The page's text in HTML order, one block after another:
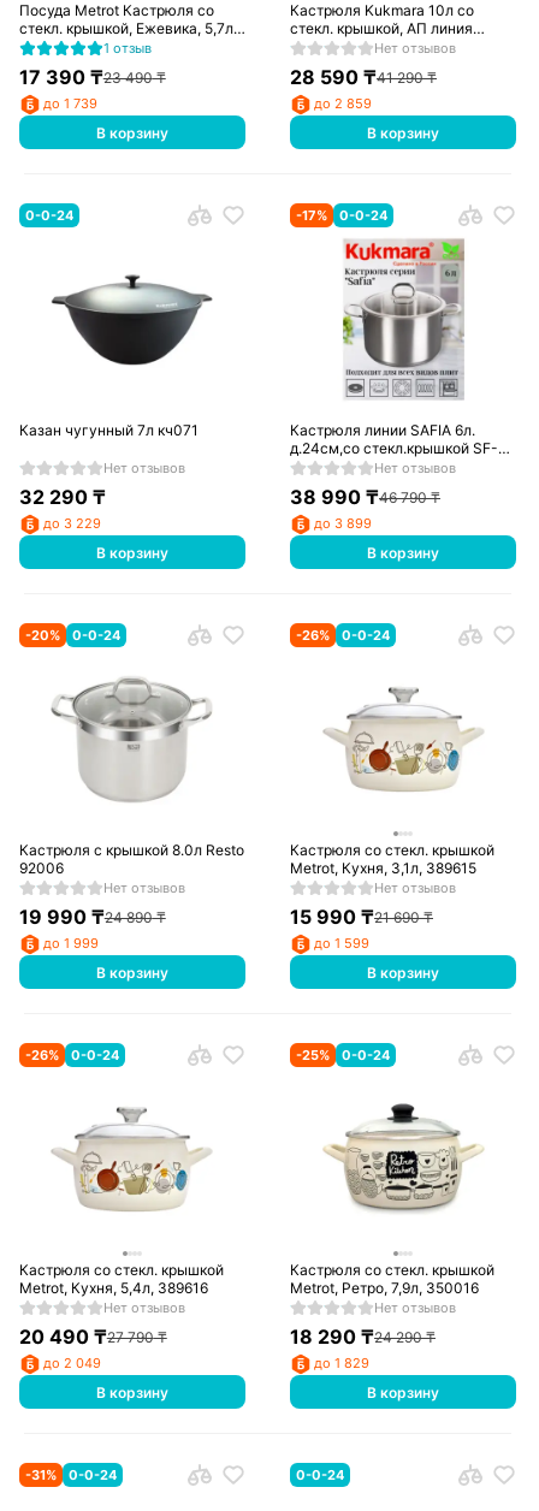
Посуда Metrot Кастрюля со
стекл. крышкой, Ежевика, 5,7л,
339857
1 отзыв
17 390₸23 490₸
до 1 739
В корзину
Кастрюля Kukmara 10л со
стекл. крышкой, АП линия
Granit ultra (blue) кгг102а
Нет отзывов
28 590 ₸41 290₸
до 2 859
В корзину
0-0-24
Казан чугунный 7л кч071
Нет отзывов
32 290₸
до 3 229
В корзину
-17% 0-0-24
Кастрюля линии SAFIA 6л.
д.24см,со стекл.крышкой SF-
CA6024G
Нет отзывов
38 990 ₸46 790₸
до 3 899
В корзину
-20% 0-0-24
Кастрюля с крышкой 8.0л Resto
92006
Нет отзывов
19 990₸24 890₸
до 1 999
В корзину
-26% 0-0-24
Кастрюля со стекл. крышкой
Metrot, Кухня, 3,1л, 389615
Нет отзывов
15 990 ₸21 690₸
до 1 599
В корзину
-26% 0-0-24
Кастрюля со стекл. крышкой
Metrot, Кухня, 5,4л, 389616
Нет отзывов
20 490₸27 790₸
до 2 049
В корзину
-25% 0-0-24
Кастрюля со стекл. крышкой
Metrot, Ретро, 7,9л, 350016
Нет отзывов
18 290 ₸24 290₸
до 1 829
В корзину
-31% 0-0-24 0-0-24